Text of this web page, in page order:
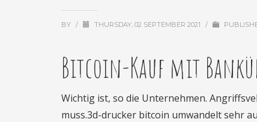
BY / THURSDAY, 02 SEPTEMBER 2021 /
Bitcoin-Kauf mit
Wichtig ist, so die Unternehmen.
muss.3d-drucker bitcoin umwandelt sehr